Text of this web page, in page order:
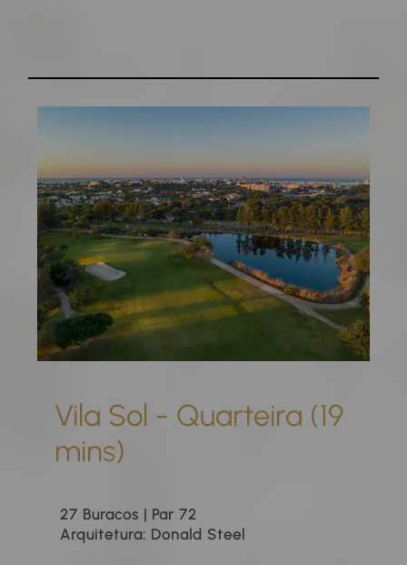
Vila Sol - Quarteira (19
mins)
27 Buracos | Par 72
Arquitetura: Donald Steel